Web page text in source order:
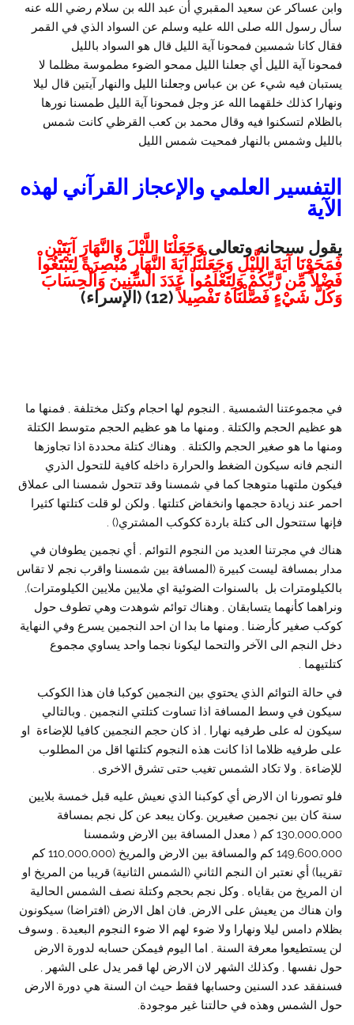
وابن عساكر عن سعيد المقبري أن عبد الله بن سلام رضي الله عنه
سأل رسول الله صلى الله عليه وسلم عن السواد الذي في القمر
فقال كانا شمسين فمحونا آية الليل قال هو السواد بالليل
فمحونا آية الليل أي جعلنا الليل ممحو الضوء مطموسة مظلما لا
يستبان فيه شيء عن بن عباس وجعلنا الليل والنهار آيتين قال ليلا
ونهارا كذلك خلقهما الله عز وجل فمحونا آية الليل طمسنا نورها
بالظلام لتسكنوا فيه وقال محمد بن كعب القرظي كانت شمس
بالليل وشمس بالنهار فمحيت شمس الليل
التفسير العلمي والإعجاز القرآني لهذه
الآية
يقول سبحانه وتعالىوَجَعَلْنَا اللَّيْلَ وَالنَّهَارَ آيَتَيْنِ
فَمَحَوْنَا آيَةَ اللَّيْلِ وَجَعَلْنَا آيَةَ النَّهَارِ مُبْصِرَةً لِتَبْتَغُواْ
فَضْلاً مِّن رَّبِّكُمْ وَلِتَعْلَمُواْ عَدَدَ السِّنِينَ وَالْحِسَابَ
وَكُلَّ شَيْءٍ فَصَّلْنَاهُ تَفْصِيلاً(12) (الإسراء)
في مجموعتنا الشمسية , النجوم لها احجام وكتل مختلفة , فمنها ما
هو عظيم الحجم والكتلة , ومنها ما هو عظيم الحجم متوسط الكتلة
ومنها ما هو صغير الحجم والكتلة . وهناك كتلة محددة اذا تجاوزها
النجم فانه سيكون الضغط والحرارة داخله كافية للتحول الذري
فيكون ملتهبا متوهجا كما في شمسنا وقد تتحول شمسنا الى عملاق
احمر عند زيادة حجمها وانخفاض كتلتها , ولكن لو قلت كتلتها كثيرا
فإنها ستتحول الى كتلة باردة ككوكب المشتري() .
هناك في مجرتنا العديد من النجوم التوائم , أي نجمين يطوفان في
مدار بمسافة ليست كبيرة (المسافة بين شمسنا واقرب نجم لا تقاس
بالكيلومترات بل بالسنوات الضوئية اي ملايين ملايين الكيلومترات),
ونراهما كأنهما يتسابقان , وهناك توائم شوهدت وهي تطوف حول
كوكب صغير كأرضنا , ومنها ما بدا ان احد النجمين يسرع وفي النهاية
دخل النجم الى الآخر والتحما ليكونا نجما واحد يساوي مجموع
كتلتيهما .
في حالة التوائم الذي يحتوي بين النجمين كوكبا فان هذا الكوكب
سيكون في وسط المسافة اذا تساوت كتلتي النجمين , وبالتالي
سيكون له على طرفيه نهارا , اذ كان حجم النجمين كافيا للإضاءة او
على طرفيه ظلاما اذا كانت هذه النجوم كتلتها اقل من المطلوب
للإضاءة , ولا تكاد الشمس تغيب حتى تشرق الاخرى .
فلو تصورنا ان الارض أي كوكبنا الذي نعيش عليه قبل خمسة بلايين
سنة كان بين نجمين صغيرين ,وكان يبعد عن كل نجم بمسافة
130,000,000 كم ( معدل المسافة بين الارض وشمسنا
149,600,000 كم والمسافة بين الارض والمريخ (110,000,000 كم
تقريبا) أي نعتبر ان النجم الثاني (الشمس الثانية) قريبا من المريخ او
ان المريخ من بقاياه , وكل نجم بحجم وكتلة نصف الشمس الحالية
وان هناك من يعيش على الارض, فان اهل الارض (افتراضا) سيكونون
بظلام دامس ليلا ونهارا ولا ضوء لهم الا ضوء النجوم البعيدة , وسوف
لن يستطيعوا معرفة السنة , اما اليوم فيمكن حسابه لدورة الارض
حول نفسها , وكذلك الشهر لان الارض لها قمر يدل على الشهر ,
فسنفقد عدد السنين وحسابها فقط حيث ان السنة هي دورة الارض
حول الشمس وهذه في حالتنا غير موجودة.